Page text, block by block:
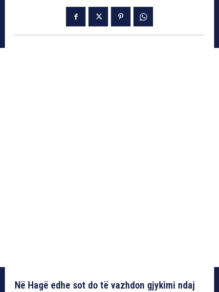
Në Hagë edhe sot do të vazhdon gjykimi ndaj